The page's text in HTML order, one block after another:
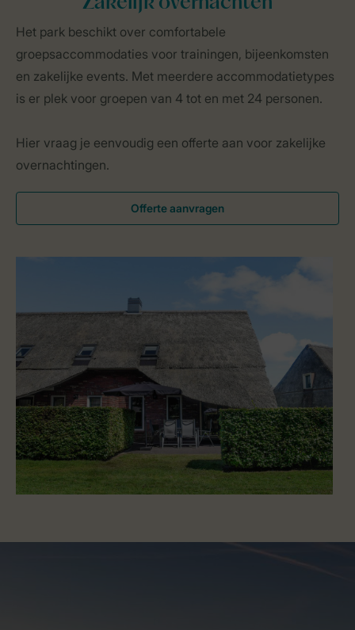
Het park beschikt over comfortabele
groepsaccommodaties voor trainingen, bijeenkomsten
en zakelijke events. Met meerdere accommodatietypes
is er plek voor groepen van 4 tot en met 24 personen.
Hier vraag je eenvoudig een offerte aan voor zakelijke
overnachtingen.
Offerte aanvragen